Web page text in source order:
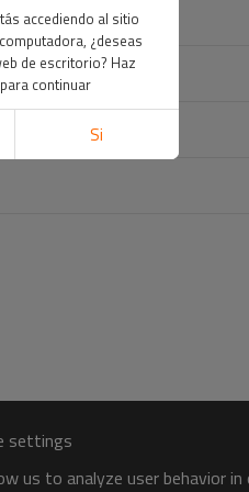
settings
us to analyze user behavior
accediendo al sitio
¿deseas
de escritorio? Haz
continuar
Si